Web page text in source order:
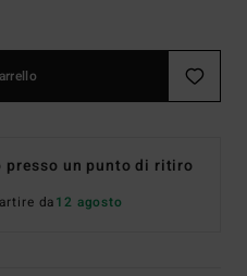
presso un punto di ritiro
da12 agosto